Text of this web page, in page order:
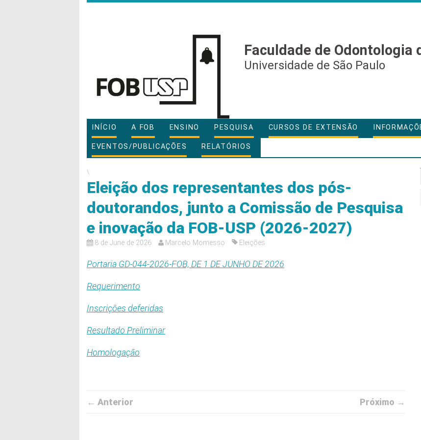
Faculdade de Odontologia
Universidade de São Paulo
INÍCIO A FOB ENSINO PESQUISA CURSOS DE EXTENSÃO
EVENTOS/PUBLICAÇÕES RELATÓRIOS
\
Eleição dos representantes dos pós-
doutorandos, junto a Comissão de Pesquisa
e inovação da FOB-USP (2026-2027)
8 de June de 2026 Marcelo Momesso Eleições
Portaria GD-044-2026-FOB, DE 1 DE JUNHO DE 2026
Requerimento
Inscrições deferidas
Resultado Preliminar
Homologação
← Anterior Próximo →